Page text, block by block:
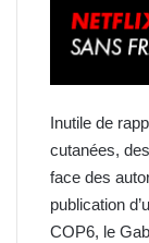
Inutile de
cutanées,
face des
publication
COP6, le